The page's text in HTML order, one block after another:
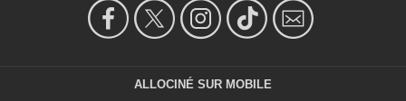
ALLOCINÉ SUR MOBILE